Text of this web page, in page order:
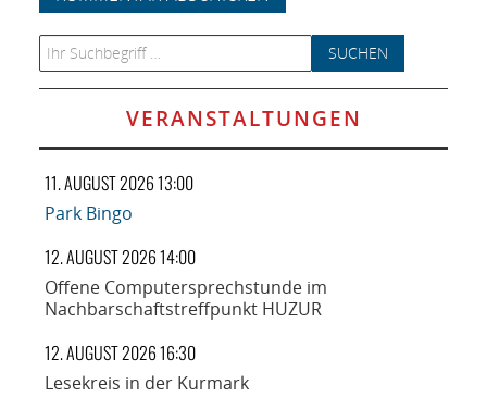
Search for:
VERANSTALTUNGEN
11. AUGUST 2026 13:00
Park Bingo
12. AUGUST 2026 14:00
Offene Computersprechstunde im
Nachbarschaftstreffpunkt HUZUR
12. AUGUST 2026 16:30
Lesekreis in der Kurmark